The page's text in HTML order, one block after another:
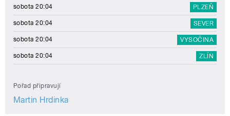
sobota 20:04 PLZEŇ
sobota 20:04 SEVER
sobota 20:04 VYSOČINA
sobota 20:04 ZLÍN
Pořad připravují
Martin Hrdinka